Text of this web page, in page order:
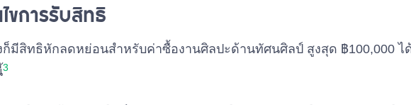
ขการรับสิทธิ
มีสิทธิหักลดหย่อนสำหรับค่าซื้องานศิลปะด้านทัศนศิลป์ สูงสุด ฿100,000 ไ
3